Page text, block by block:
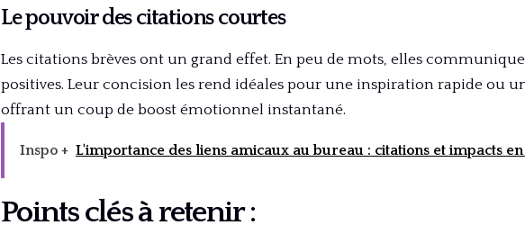
Le pouvoir des citations courtes
Les citations brèves ont un grand effet. En peu de mots, elles
positives. Leur concision les rend idéales pour une inspiration rapide ou
offrant un coup de boost émotionnel instantané.
Inspo + L'importance des liens amicaux au bureau : citations et impacts
Points clés à retenir :